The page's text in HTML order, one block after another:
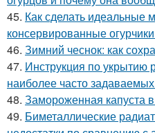
45. Как сделать идеальные
консервированные
46. Зимний чеснок: как
47. Инструкция по укрытию
наиболее часто
48. Замороженная капуста
49. Биметаллические